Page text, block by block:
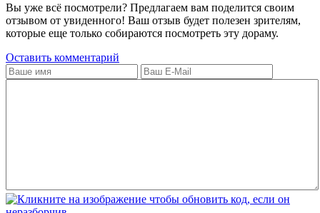
Вы уже всё посмотрели? Предлагаем вам поделится своим
отзывом от увиденного! Ваш отзыв будет полезен зрителям,
которые еще только собираются посмотреть эту дораму.
Оставить комментарий